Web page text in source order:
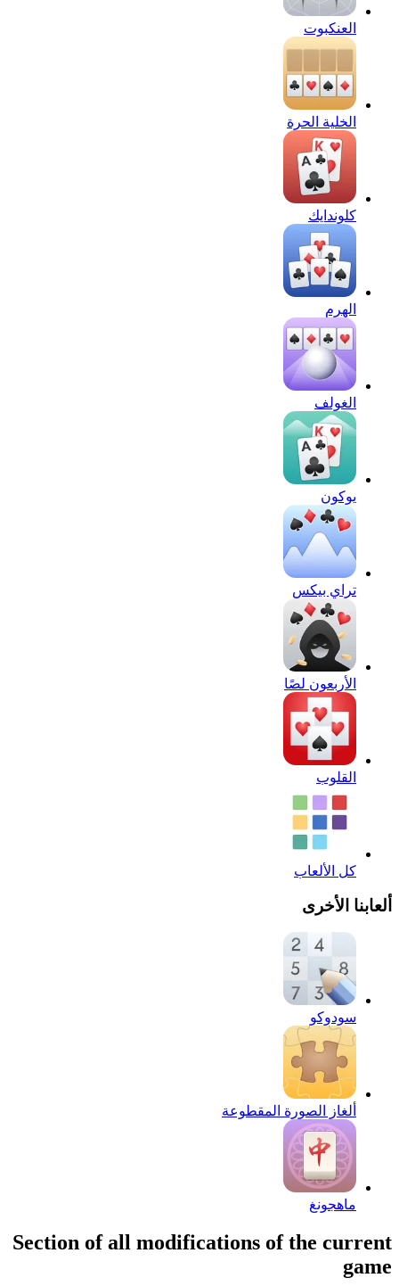
العنكبوت
الخلية الحرة
كلوندايك
الهرم
الغولف
يوكون
تراي بيكس
الأربعون لصًا
القلوب
كل الألعاب
ألعابنا الأخرى
سودوكو
ألغاز الصورة المقطوعة
ماهجونغ
Section of all modifications of the current
game